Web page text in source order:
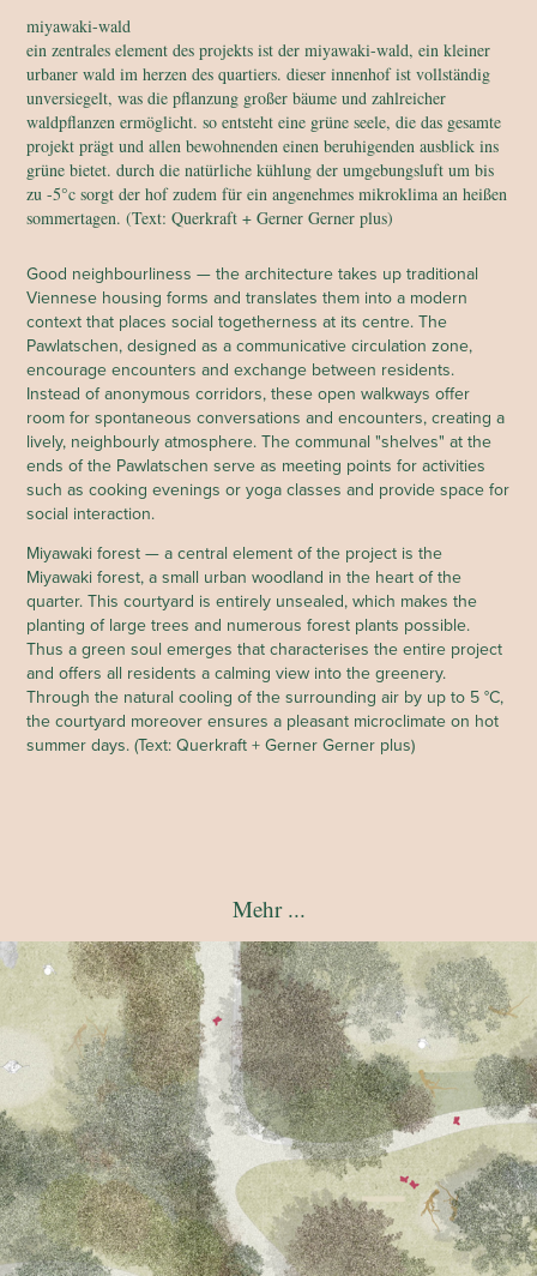
miyawaki-wald
ein zentrales element des projekts ist der miyawaki-wald, ein kleiner
urbaner wald im herzen des quartiers. dieser innenhof ist vollständig
unversiegelt, was die pflanzung großer bäume und zahlreicher
waldpflanzen ermöglicht. so entsteht eine grüne seele, die das gesamte
projekt prägt und allen bewohnenden einen beruhigenden ausblick ins
grüne bietet. durch die natürliche kühlung der umgebungsluft um bis
zu -5°c sorgt der hof zudem für ein angenehmes mikroklima an heißen
sommertagen. (Text: Querkraft + Gerner Gerner plus)
Good neighbourliness — the architecture takes up traditional
Viennese housing forms and translates them into a modern
context that places social togetherness at its centre. The
Pawlatschen, designed as a communicative circulation zone,
encourage encounters and exchange between residents.
Instead of anonymous corridors, these open walkways offer
room for spontaneous conversations and encounters, creating a
lively, neighbourly atmosphere. The communal "shelves" at the
ends of the Pawlatschen serve as meeting points for activities
such as cooking evenings or yoga classes and provide space for
social interaction.
Miyawaki forest — a central element of the project is the
Miyawaki forest, a small urban woodland in the heart of the
quarter. This courtyard is entirely unsealed, which makes the
planting of large trees and numerous forest plants possible.
Thus a green soul emerges that characterises the entire project
and offers all residents a calming view into the greenery.
Through the natural cooling of the surrounding air by up to 5 °C,
the courtyard moreover ensures a pleasant microclimate on hot
summer days. (Text: Querkraft + Gerner Gerner plus)
Mehr ...
Anerkennung SPZ Salzburg